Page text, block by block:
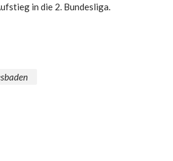
in die 2. Bundesliga.